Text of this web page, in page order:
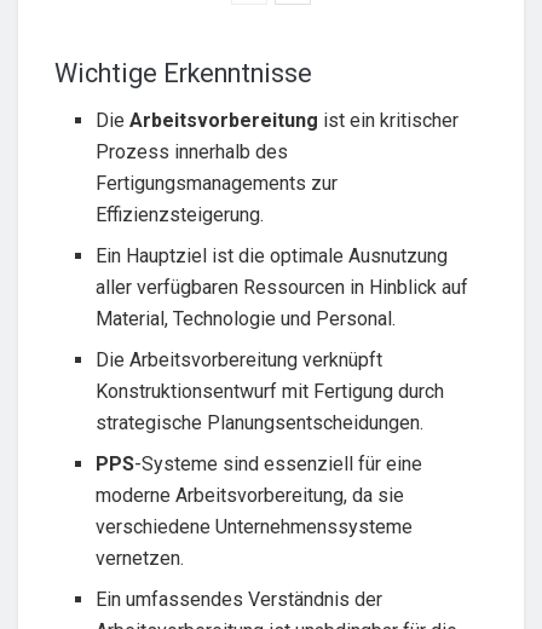
Wichtige Erkenntnisse
DieArbeitsvorbereitung ist ein kritischer
Prozess innerhalb des
Fertigungsmanagements zur
Effizienzsteigerung.
Ein Hauptziel ist die optimale Ausnutzung
aller verfügbaren Ressourcen in Hinblick auf
Material, Technologie und Personal.
Die Arbeitsvorbereitung verknüpft
Konstruktionsentwurf mit Fertigung durch
strategische Planungsentscheidungen.
PPS-Systeme sind essenziell für eine
moderne Arbeitsvorbereitung, da sie
verschiedene Unternehmenssysteme
vernetzen.
Ein umfassendes Verständnis der